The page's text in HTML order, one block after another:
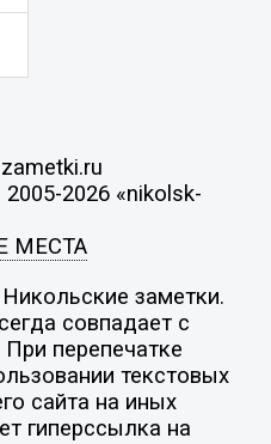
2026 «nikolsk-
МЕСТА
заметки.
совпадает с
перепечатке
текстовых
сайта на иных
гиперссылка на